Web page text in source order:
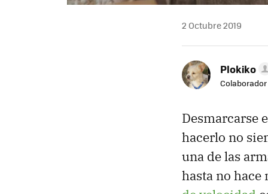
2 Octubre 2019
Plokiko
Colaborador
Desmarcarse
hacerlo no
una de las
hasta no hace